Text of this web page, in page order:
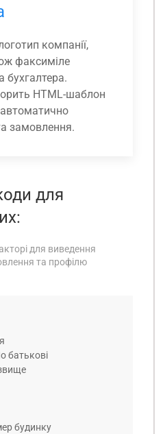
компанії,
факсиміле
бухгалтера.
HTML-шаблон
замовлення.
для
для виведення
та профілю
батькові
будинку